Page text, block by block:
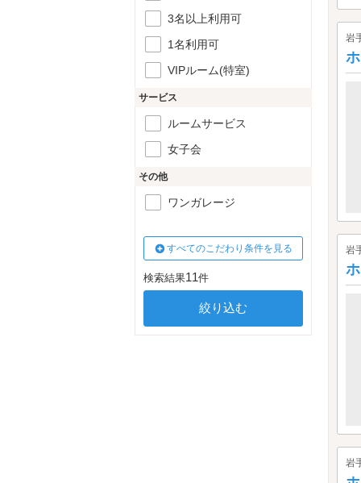
岩
岩
岩
3名以上利用可
1名利用可
VIPルーム(特室)
サービス
ルームサービス
女子会
その他
ワンガレージ
すべてのこだわり条件を見る
検索結果11件